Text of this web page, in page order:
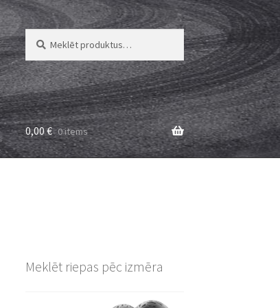
Meklēt:
Meklēt
0,00€ 0 items
Meklēt riepas pēc izmēra